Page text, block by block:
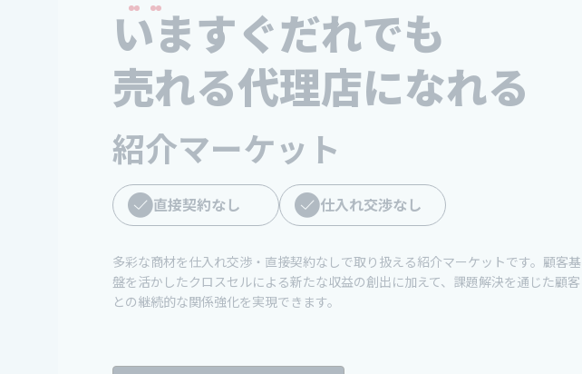
いますぐだれでも
売れる代理店になれる
紹介マーケット
直接契約なし 仕入れ交渉なし
多彩な商材を仕入れ交渉・直接契約なしで取り扱える紹介マーケットです。顧客基
盤を活かしたクロスセルによる新たな収益の創出に加えて、課題解決を通じた顧客
との継続的な関係強化を実現できます。